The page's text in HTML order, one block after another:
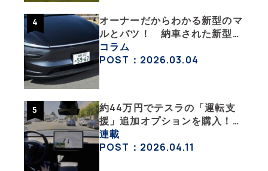
オーナーだからわかる新型のマ
ルとバツ！ 納車された新型を
旧型モデルＹと細部まで比べて
みた【テスラ沼にはまった大学
コラム
POST：2026.03.04
約44万円でテスラの「運転支
援」追加オプションを購入！
果たして価格以上の効果はあっ
たのか？【テスラ沼にはまった
連載
POST：2026.04.11